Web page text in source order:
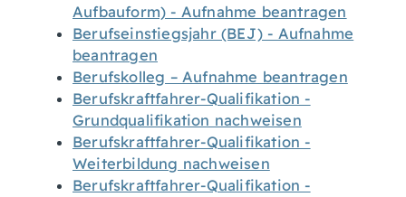
Aufbauform) - Aufnahme beantragen
Berufseinstiegsjahr (BEJ) - Aufnahme
beantragen
Berufskolleg – Aufnahme beantragen
Berufskraftfahrer-Qualifikation -
Grundqualifikation nachweisen
Berufskraftfahrer-Qualifikation -
Weiterbildung nachweisen
Berufskraftfahrer-Qualifikation -